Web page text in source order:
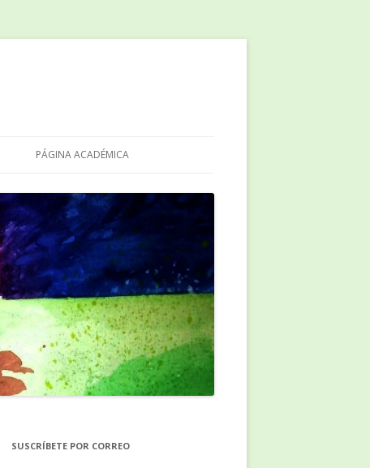
PÁGINA ACADÉMICA
SUSCRÍBETE POR CORREO